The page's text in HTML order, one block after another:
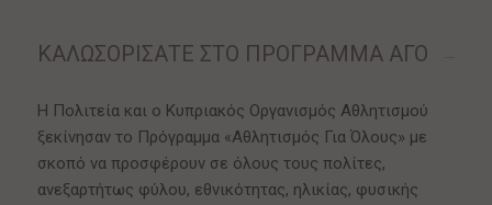
ΚΑΛΩΣΟΡΙΣΑΤΕ ΣΤΟ ΠΡΟΓΡΑΜΜΑ ΑΓΟ
Η Πολιτεία και ο Κυπριακός Οργανισμός Αθλητισμού
ξεκίνησαν το Πρόγραμμα «Αθλητισμός Για Όλους» με
σκοπό να προσφέρουν σε όλους τους πολίτες,
ανεξαρτήτως φύλου, εθνικότητας, ηλικίας, φυσικής